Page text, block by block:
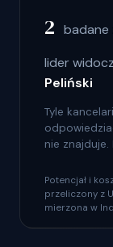
2 badane
lider
Peliński
Tyle
nie
Potencjał i
przeliczony z
mierzona w